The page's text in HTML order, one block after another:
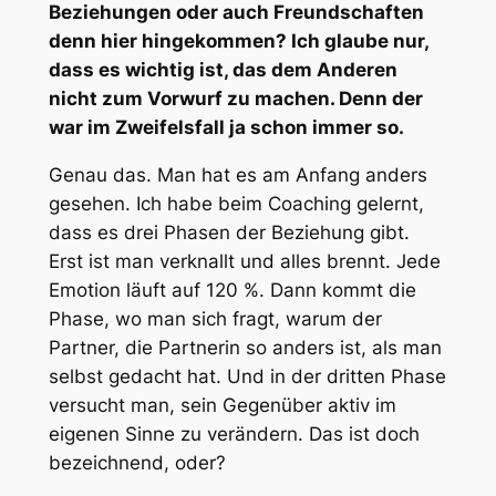
Beziehungen oder auch Freundschaften
denn hier hingekommen? Ich glaube nur,
dass es wichtig ist, das dem Anderen
nicht zum Vorwurf zu machen. Denn der
war im Zweifelsfall ja schon immer so.
Genau das. Man hat es am Anfang anders
gesehen. Ich habe beim Coaching gelernt,
dass es drei Phasen der Beziehung gibt.
Erst ist man verknallt und alles brennt. Jede
Emotion läuft auf 120 %. Dann kommt die
Phase, wo man sich fragt, warum der
Partner, die Partnerin so anders ist, als man
selbst gedacht hat. Und in der dritten Phase
versucht man, sein Gegenüber aktiv im
eigenen Sinne zu verändern. Das ist doch
bezeichnend, oder?